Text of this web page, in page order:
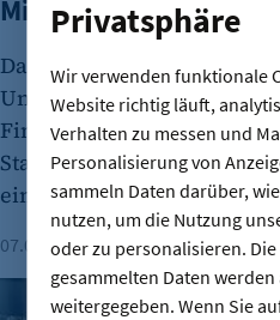
Privatsphäre
Wir verwenden funktionale
Website richtig läuft,
Verhalten zu messen und
Personalisierung von
sammeln Daten darüber,
nutzen, um die Nutzung
oder zu personalisieren.
gesammelten Daten
weitergegeben. Wenn Sie
Milliardenbewertung
Das Berliner Fintech-
Unicorn aufgestiegen. In
Finanzierungsrunde
Start-up 30 Millionen Euro
einer Milliarde Euro
07.08.2026 Lesezeit: 1 Minute
Gründungszahlen steigen,